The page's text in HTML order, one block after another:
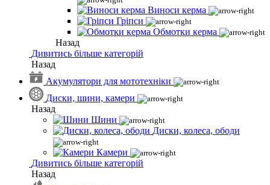
Виноси керма
Гріпси
Обмотки керма
Назад
Дивитись більше категорій
Назад
Акумулятори для мототехніки
Диски, шини, камери
Назад
Шини
Диски, колеса, ободи
Камери
Дивитись більше категорій
Назад